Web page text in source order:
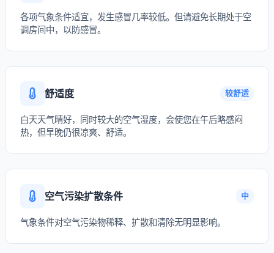
各项气象条件适宜，发生感冒几率较低。但请避免长期处于空
调房间中，以防感冒。
舒适度 较舒适
白天天气晴好，同时较大的空气湿度，会使您在午后略感闷
热，但早晚仍很凉爽、舒适。
空气污染扩散条件 中
气象条件对空气污染物稀释、扩散和清除无明显影响。